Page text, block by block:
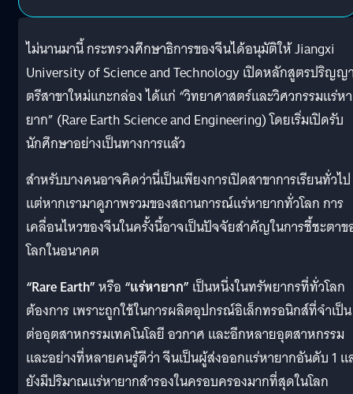
ไม่นานมานี้ กระทรวงศึกษาธิการของจีนได้อนุมัติให้ Jiangxi
University of Science and Technology เปิดหลักสูตรปริญญ
ตรีสาขาใหม่แกะกล่อง ได้แก่ “วิทยาศาสตร์และวิศวกรรมแร่หา
ยาก” (Rare Earth Science and Engineering) โดยเริ่มเปิดรับ
นักศึกษาอย่างเป็นทางการแล้ว
สำหรับบางคนอาจคิดว่านี่เป็นเพียงการเปิดสาขาการเรียนทั่วไป
แต่หากเรามาดูภาพรวมของสถานการณ์แร่หายากทั่วโลก การ
เคลื่อนไหวของจีนในครั้งนี้อาจเป็นปัจจัยสำคัญในการชี้ชะตาข
โลกในอนาคต
“Rare Earth”หรือ “แร่หายาก” เป็นหนึ่งในทรัพยากรที่ทั่วโลก
ต้องการ เพราะถูกใช้ในการผลิตอุปกรณ์อิเล็กทรอนิกส์ที่จำเป็น
ต่ออุตสาหกรรมเทคโนโลยี อวกาศ และอีกหลายอุตสาหกรรม
และอย่างที่หลายคนรู้ดีว่า จีนเป็นผู้ส่งออกแร่หายากอันดับ 1 แ
ยังมีปริมาณแร่หายากสำรองในครอบครองมากที่สุดในโลก